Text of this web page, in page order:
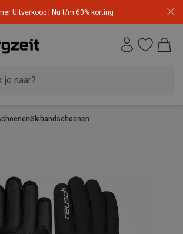
Uitverkoop | Nu t/m 60% korting
Skihandschoenen